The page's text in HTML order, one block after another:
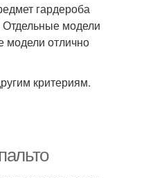
гардероба
Отдельные модели
модели отлично
критериям.